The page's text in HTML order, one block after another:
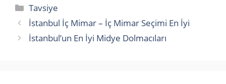
Kategoriler
Tavsiye
İstanbul İç Mimar – İç Mimar Seçimi En İyi
İstanbul’un En İyi Midye Dolmacıları